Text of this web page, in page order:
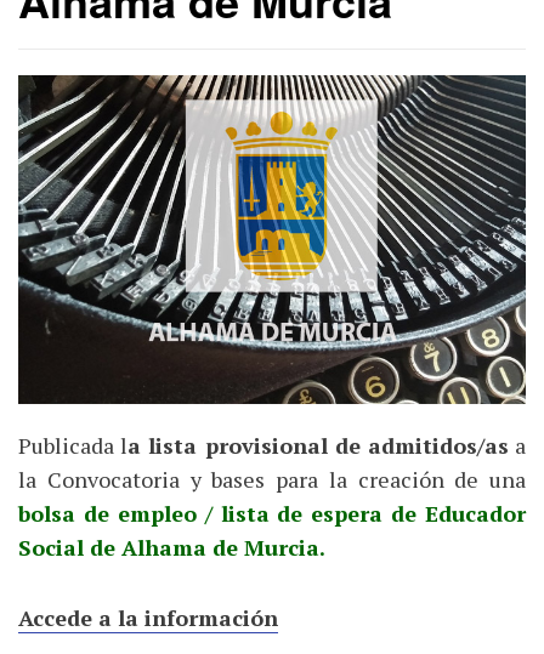
Publicada la lista provisional de admitidos/as a
la Convocatoria y bases para la creación de una
bolsa de empleo / lista de espera de Educador
Social de Alhama de Murcia.
Accede a la información